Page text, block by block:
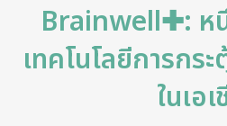
Brainwell✚: ห
เทคโนโลยีการกร
ในเอ